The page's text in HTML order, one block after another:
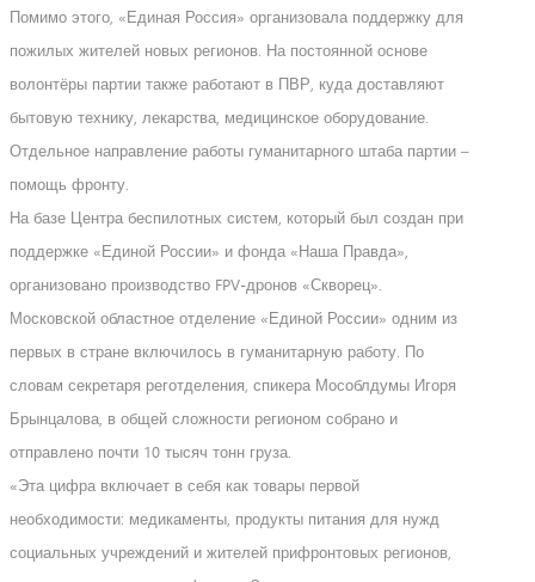
Помимо этого, «Единая Россия» организовала поддержку для
пожилых жителей новых регионов. На постоянной основе
волонтёры партии также работают в ПВР, куда доставляют
бытовую технику, лекарства, медицинское оборудование.
Отдельное направление работы гуманитарного штаба партии –
помощь фронту.
На базе Центра беспилотных систем, который был создан при
поддержке «Единой России» и фонда «Наша Правда»,
организовано производство FPV-дронов «Скворец».
Московской областное отделение «Единой России» одним из
первых в стране включилось в гуманитарную работу. По
словам секретаря реготделения, спикера Мособлдумы Игоря
Брынцалова, в общей сложности регионом собрано и
отправлено почти 10 тысяч тонн груза.
«Эта цифра включает в себя как товары первой
необходимости: медикаменты, продукты питания для нужд
социальных учреждений и жителей прифронтовых регионов,